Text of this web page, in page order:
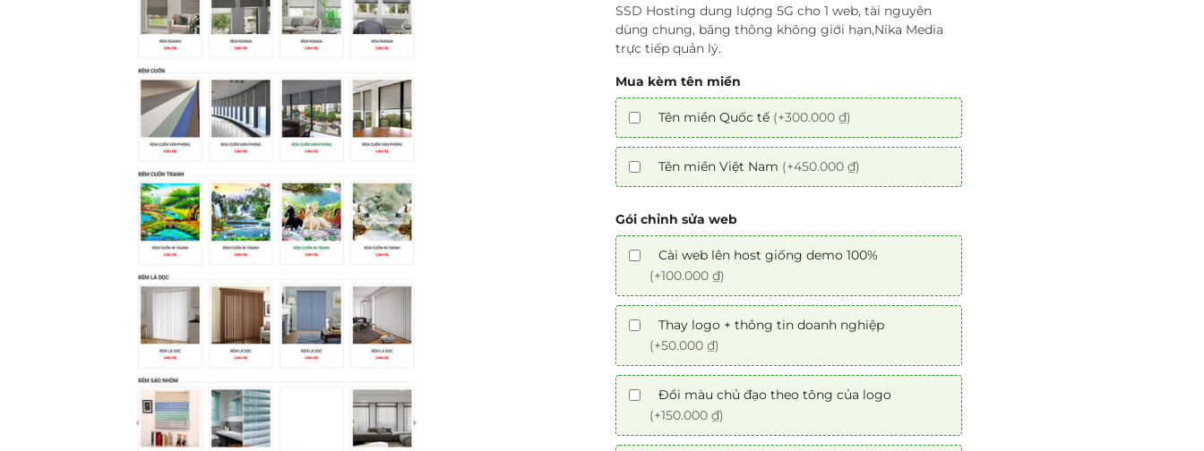
SSD Hosting dung lượng 5G cho 1 web, tài nguyên
dùng chung, băng thông không giới hạn,Nika Media
trực tiếp quản lý.
Mua kèm tên miền
Tên miền Quốc tế (+300.000 ₫)
Tên miền Việt Nam (+450.000 ₫)
Gói chỉnh sửa web
Cài web lên host giống demo 100%
(+100.000 ₫)
Thay logo + thông tin doanh nghiệp
(+50.000 ₫)
Đổi màu chủ đạo theo tông của logo
(+150.000 ₫)